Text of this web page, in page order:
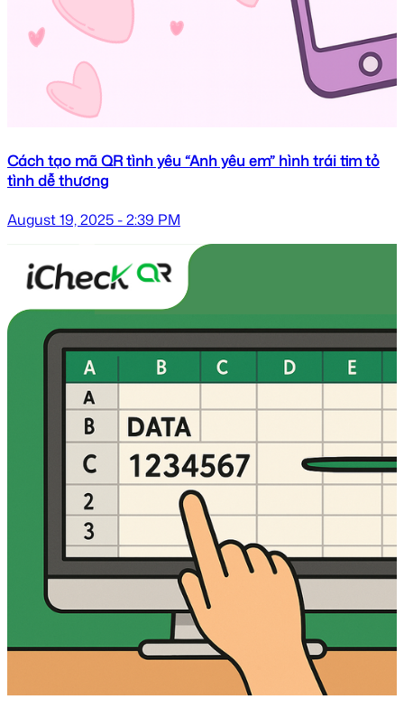
Cách tạo mã QR tình yêu “Anh yêu em” hình trái tim tỏ
tình dễ thương
August 19, 2025 - 2:39 PM